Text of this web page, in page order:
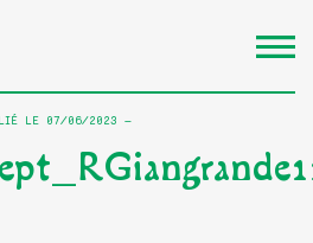
LE 07/06/2023